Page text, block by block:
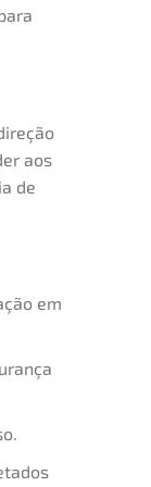
aos
de
em